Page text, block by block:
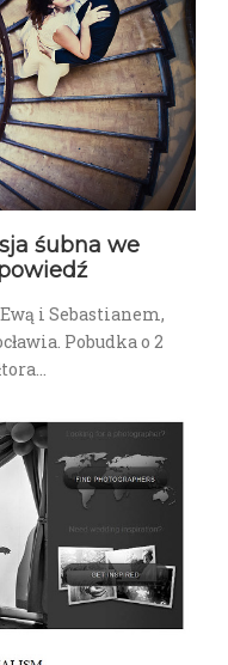
śubna we
i Sebastianem,
Pobudka o 2